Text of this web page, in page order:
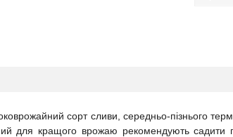
сорт сливи, середньо-пізнього
для кращого врожаю рекомендують